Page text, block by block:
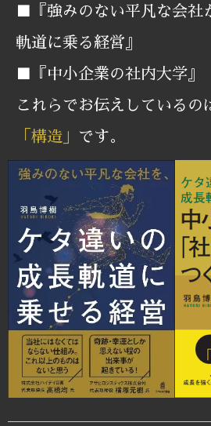
■『強みのない平凡な会社
軌道に乗る経営』
■『中小企業の社内大学』
これらでお伝えしているの
「構造」 です。